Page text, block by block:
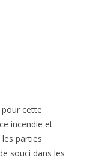
pour cette
incendie et
parties
souci dans les